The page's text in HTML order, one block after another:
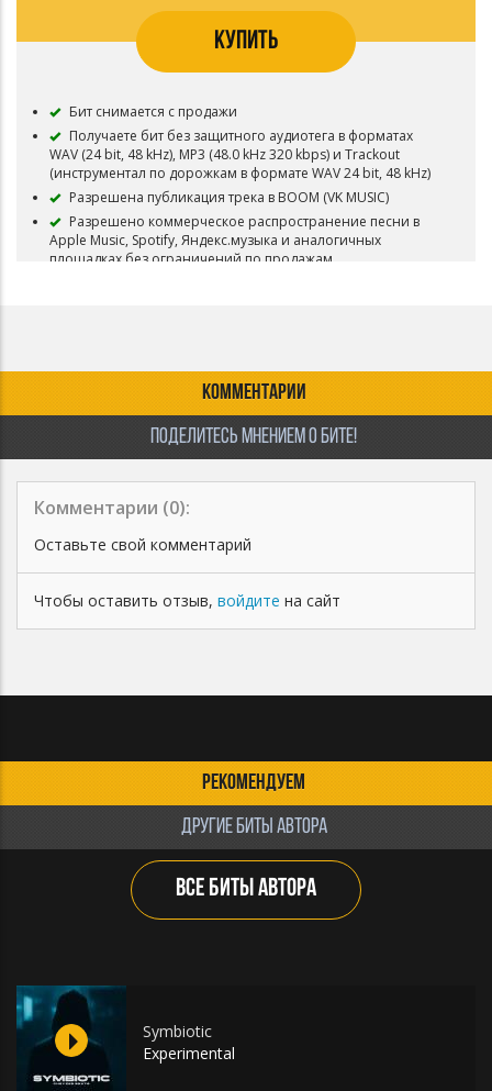
КУПИТЬ
Бит снимается с продажи
Получаете бит без защитного аудиотега в форматах
WAV (24 bit, 48 kHz), MP3 (48.0 kHz 320 kbps) и Trackout
(инструментал по дорожкам в формате WAV 24 bit, 48 kHz)
Разрешена публикация трека в BOOM (VK MUSIC)
Разрешено коммерческое распространение песни в
Apple Music, Spotify, Яндекс.музыка и аналогичных
площадках без ограничений по продажам
Приобретая данный тип лицензии Вы соглашаетесь с
условиями пользованияКОММЕНТАРИИ
ПОДЕЛИТЕСЬ МНЕНИЕМ О БИТЕ!
Комментарии (0):
Оставьте свой комментарий
Чтобы оставить отзыв, войдите на сайт
РЕКОМЕНДУЕМ
ДРУГИЕ БИТЫ АВТОРА
ВСЕ БИТЫ АВТОРА
Symbiotic
Experimental